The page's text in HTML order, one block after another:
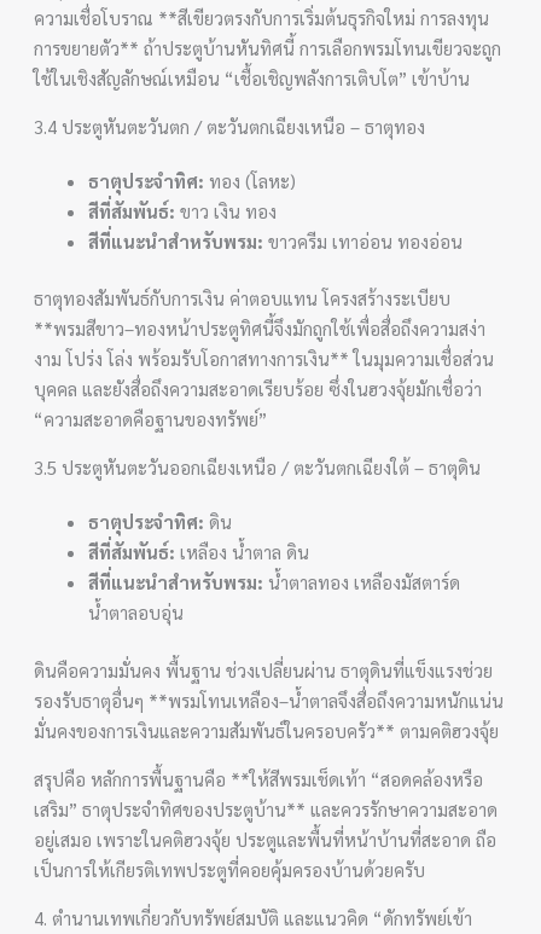
ความเชื่อโบราณ **สีเขียวตรงกับการเริ่มต้นธุรกิจใหม่ การลงทุน
การขยายตัว** ถ้าประตูบ้านหันทิศนี้ การเลือกพรมโทนเขียวจะถูก
ใช้ในเชิงสัญลักษณ์เหมือน “เชื้อเชิญพลังการเติบโต” เข้าบ้าน
3.4 ประตูหันตะวันตก / ตะวันตกเฉียงเหนือ – ธาตุทอง
ธาตุประจำทิศ: ทอง (โลหะ)
สีที่สัมพันธ์: ขาว เงิน ทอง
สีที่แนะนำสำหรับพรม: ขาวครีม เทาอ่อน ทองอ่อน
ธาตุทองสัมพันธ์กับการเงิน ค่าตอบแทน โครงสร้างระเบียบ
**พรมสีขาว–ทองหน้าประตูทิศนี้จึงมักถูกใช้เพื่อสื่อถึงความสง่า
งาม โปร่ง โล่ง พร้อมรับโอกาสทางการเงิน** ในมุมความเชื่อส่วน
บุคคล และยังสื่อถึงความสะอาดเรียบร้อย ซึ่งในฮวงจุ้ยมักเชื่อว่า
“ความสะอาดคือฐานของทรัพย์”
3.5 ประตูหันตะวันออกเฉียงเหนือ / ตะวันตกเฉียงใต้ – ธาตุดิน
ธาตุประจำทิศ: ดิน
สีที่สัมพันธ์: เหลือง น้ำตาล ดิน
สีที่แนะนำสำหรับพรม: น้ำตาลทอง เหลืองมัสตาร์ด
น้ำตาลอบอุ่น
ดินคือความมั่นคง พื้นฐาน ช่วงเปลี่ยนผ่าน ธาตุดินที่แข็งแรงช่วย
รองรับธาตุอื่นๆ **พรมโทนเหลือง–น้ำตาลจึงสื่อถึงความหนักแน่น
มั่นคงของการเงินและความสัมพันธ์ในครอบครัว** ตามคติฮวงจุ้ย
สรุปคือ หลักการพื้นฐานคือ **ให้สีพรมเช็ดเท้า “สอดคล้องหรือ
เสริม” ธาตุประจำทิศของประตูบ้าน** และควรรักษาความสะอาด
อยู่เสมอ เพราะในคติฮวงจุ้ย ประตูและพื้นที่หน้าบ้านที่สะอาด ถือ
เป็นการให้เกียรติเทพประตูที่คอยคุ้มครองบ้านด้วยครับ
4. ตำนานเทพเกี่ยวกับทรัพย์สมบัติ และแนวคิด “ดักทรัพย์เข้า